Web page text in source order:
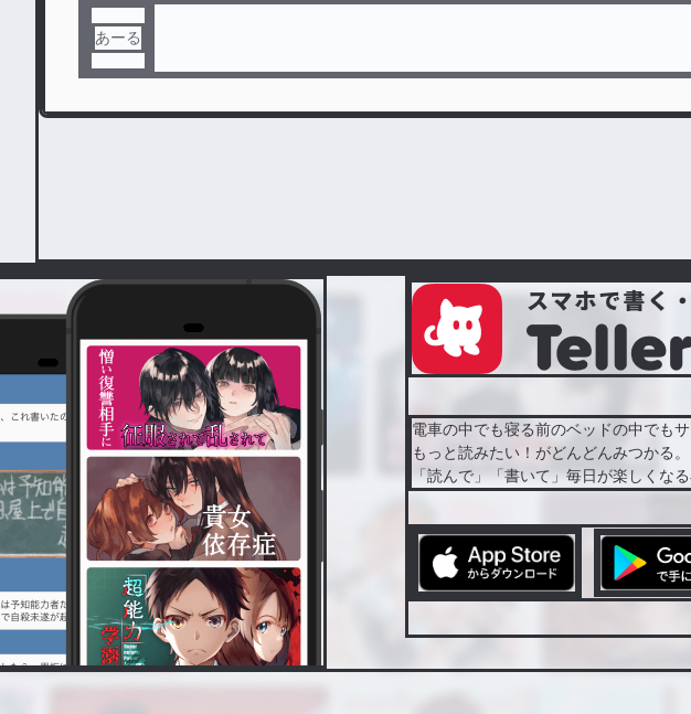
あーる
電車の中でも寝る前のベッドの中でも
もっと読みたい！がどんどんみつかる。
「読んで」「書いて」毎日が楽しくな